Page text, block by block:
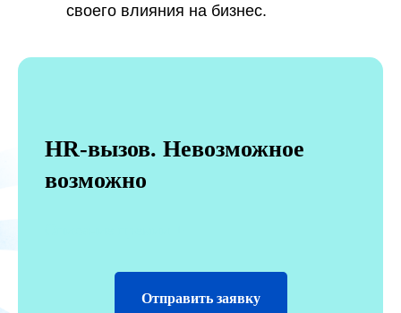
своего влияния на бизнес.
HR-вызов. Невозможное
возможно
Отправить заявку